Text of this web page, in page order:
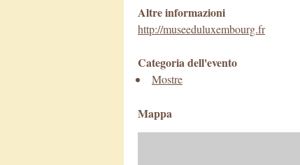
Altre informazioni
http://museeduluxembourg.fr
Categoria dell'evento
Mostre
Mappa